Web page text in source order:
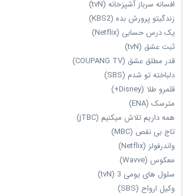
افسانه سرباز آشپزخانه (tvN)
زندگیتو پرورش بده (KBS2)
یک درس حسابی (Netflix)
ثبت عشق (tvN)
قدر مطلق عشق (COUPANG TV)
دلباخته تو شدم (SBS)
قلمرو طلا (Disney+)
مترسک (ENA)
همه داریم تلاش میکنیم (jTBC)
تاج بی‌ نقص (MBC)
واندرفولز (Netflix)
معکوس (Wavve)
سلول های یومی 3 (tvN)
وکیل ارواح (SBS)